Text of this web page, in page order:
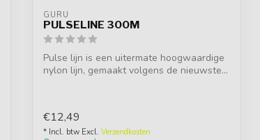
GURU
PULSELINE 300M
Pulse lijn is een uitermate hoogwaardige
nylon lijn, gemaakt volgens de nieuwste...
€12,49
* Incl. btw Excl. Verzendkosten